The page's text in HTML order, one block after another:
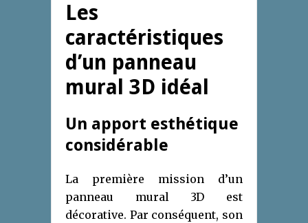
Les
caractéristiques
d’un panneau
mural 3D idéal
Un apport esthétique
considérable
La première mission d’un
panneau mural 3D est
décorative. Par conséquent, son